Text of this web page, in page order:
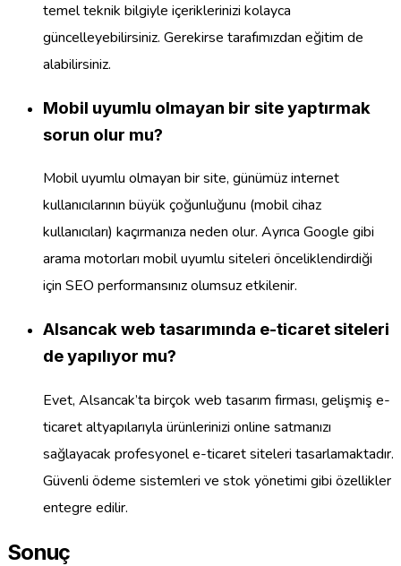
temel teknik bilgiyle içeriklerinizi kolayca
güncelleyebilirsiniz. Gerekirse tarafımızdan eğitim de
alabilirsiniz.
Mobil uyumlu olmayan bir site yaptırmak
sorun olur mu?
Mobil uyumlu olmayan bir site, günümüz internet
kullanıcılarının büyük çoğunluğunu (mobil cihaz
kullanıcıları) kaçırmanıza neden olur. Ayrıca Google gibi
arama motorları mobil uyumlu siteleri önceliklendirdiği
için SEO performansınız olumsuz etkilenir.
Alsancak web tasarımında e-ticaret siteleri
de yapılıyor mu?
Evet, Alsancak’ta birçok web tasarım firması, gelişmiş e-
ticaret altyapılarıyla ürünlerinizi online satmanızı
sağlayacak profesyonel e-ticaret siteleri tasarlamaktadır.
Güvenli ödeme sistemleri ve stok yönetimi gibi özellikler
entegre edilir.
Sonuç